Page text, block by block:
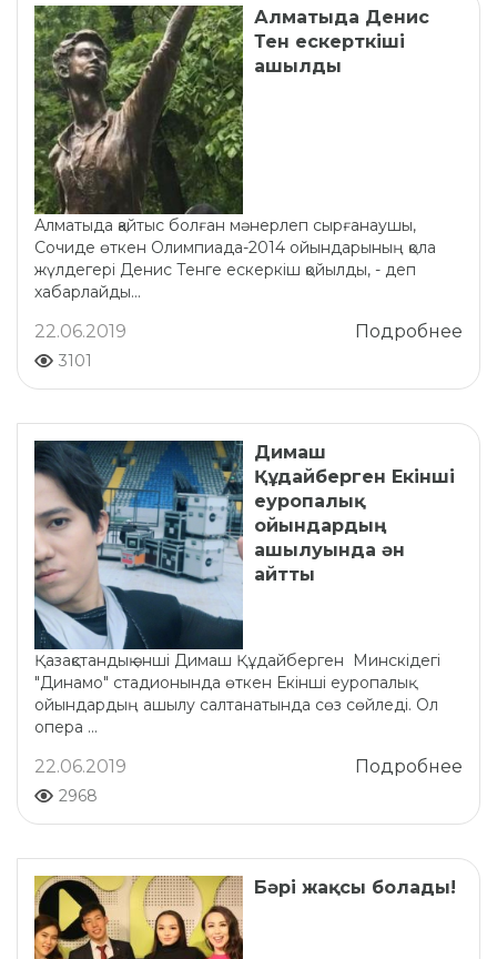
Алматыда Денис
Тен ескерткіші
ашылды
Алматыда қайтыс болған мәнерлеп сырғанаушы,
Сочиде өткен Олимпиада-2014 ойындарының қола
жүлдегері Денис Тенге ескеркіш қойылды, - деп
хабарлайды...
Подробнее
22.06.2019
3101
Димаш
Құдайберген Екінші
еуропалық
ойындардың
ашылуында ән
айтты
Қазақстандық әнші Димаш Құдайберген Минскідегі
"Динамо" стадионында өткен Екінші еуропалық
ойындардың ашылу салтанатында сөз сөйледі. Ол
опера ...
Подробнее
22.06.2019
2968
Бәрі жақсы болады!